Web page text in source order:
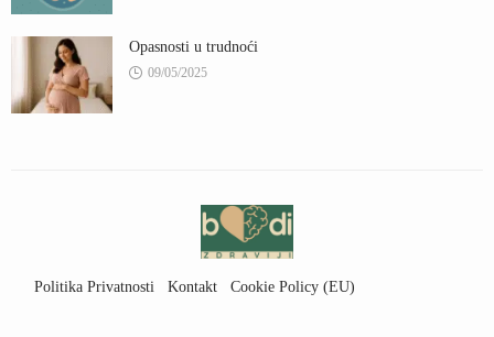
Opasnosti u trudnoći
09/05/2025
Politika Privatnosti Kontakt Cookie Policy (EU)